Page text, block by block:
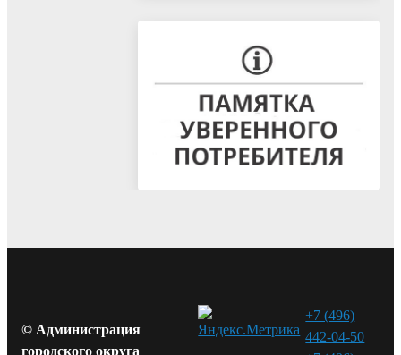
© Администрация
городского округа
+7 (496)
442-04-50